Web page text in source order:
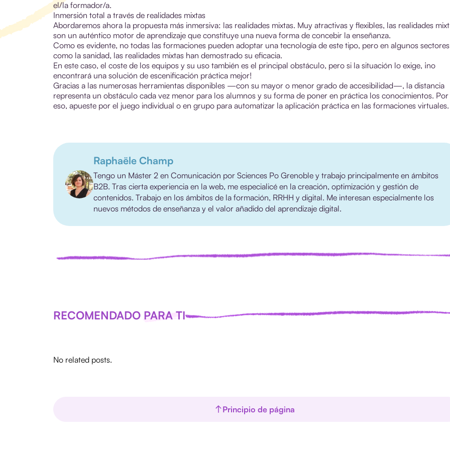
el/la formador/a.
Inmersión total a través de realidades mixtas
Abordaremos ahora la propuesta más inmersiva: las realidades mixtas. Muy atractivas y flexibles, las realidades
son un auténtico motor de aprendizaje que constituye una nueva forma de concebir la enseñanza.
Como es evidente, no todas las formaciones pueden adoptar una tecnología de este tipo, pero en algunos sectores
como la sanidad, las realidades mixtas han demostrado su eficacia.
En este caso, el coste de los equipos y su uso también es el principal obstáculo, pero si la situación lo exige, ¡no
encontrará una solución de escenificación práctica mejor!
Gracias a las numerosas herramientas disponibles —con su mayor o menor grado de accesibilidad—, la distancia
representa un obstáculo cada vez menor para los alumnos y su forma de poner en práctica los conocimientos. Por
eso, apueste por el juego individual o en grupo para automatizar la aplicación práctica en las formaciones virtuales.
Raphaële Champ
Tengo un Máster 2 en Comunicación por Sciences Po Grenoble y trabajo principalmente en ámbitos
B2B. Tras cierta experiencia en la web, me especialicé en la creación, optimización y gestión de
contenidos. Trabajo en los ámbitos de la formación, RRHH y digital. Me interesan especialmente los
nuevos métodos de enseñanza y el valor añadido del aprendizaje digital.
RECOMENDADO PARA TI
No related posts.
Principio de página